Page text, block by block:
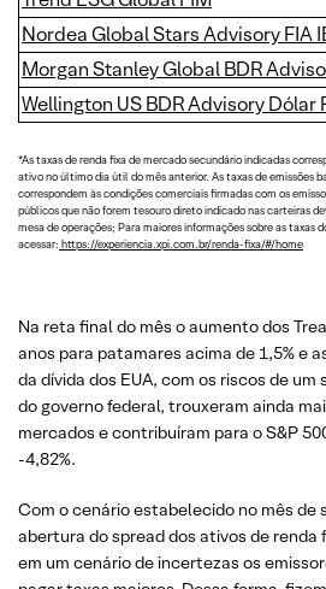
Nordea Global Stars Advisory FIA
Morgan Stanley Global BDR
Wellington US BDR Advisory Dólar
*As taxas de renda fixa de mercado secundário indicadas
ativo no último dia útil do mês anterior. As taxas de emissões
correspondem às condições comerciais firmadas com os
públicos que não forem tesouro direto indicado nas carteiras
mesa de operações; Para maiores informações sobre as taxas
acessar: https://experiencia.xpi.com.br/renda-fixa/#/home
Na reta final do mês o aumento dos
anos para patamares acima de 1,5% e
da dívida dos EUA, com os riscos de
do governo federal, trouxeram ainda
mercados e contribuíram para o S&P
-4,82%.
Com o cenário estabelecido no mês de
abertura do spread dos ativos de renda
em um cenário de incertezas os